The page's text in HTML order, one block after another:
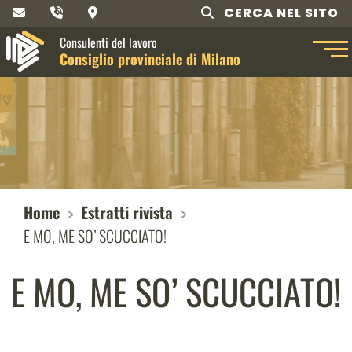
CERCA NEL SITO
Consulenti del lavoro
Consiglio provinciale di Milano
Home
Estratti rivista
E MO, ME SO’ SCUCCIATO!
E MO, ME SO’ SCUCCIATO!